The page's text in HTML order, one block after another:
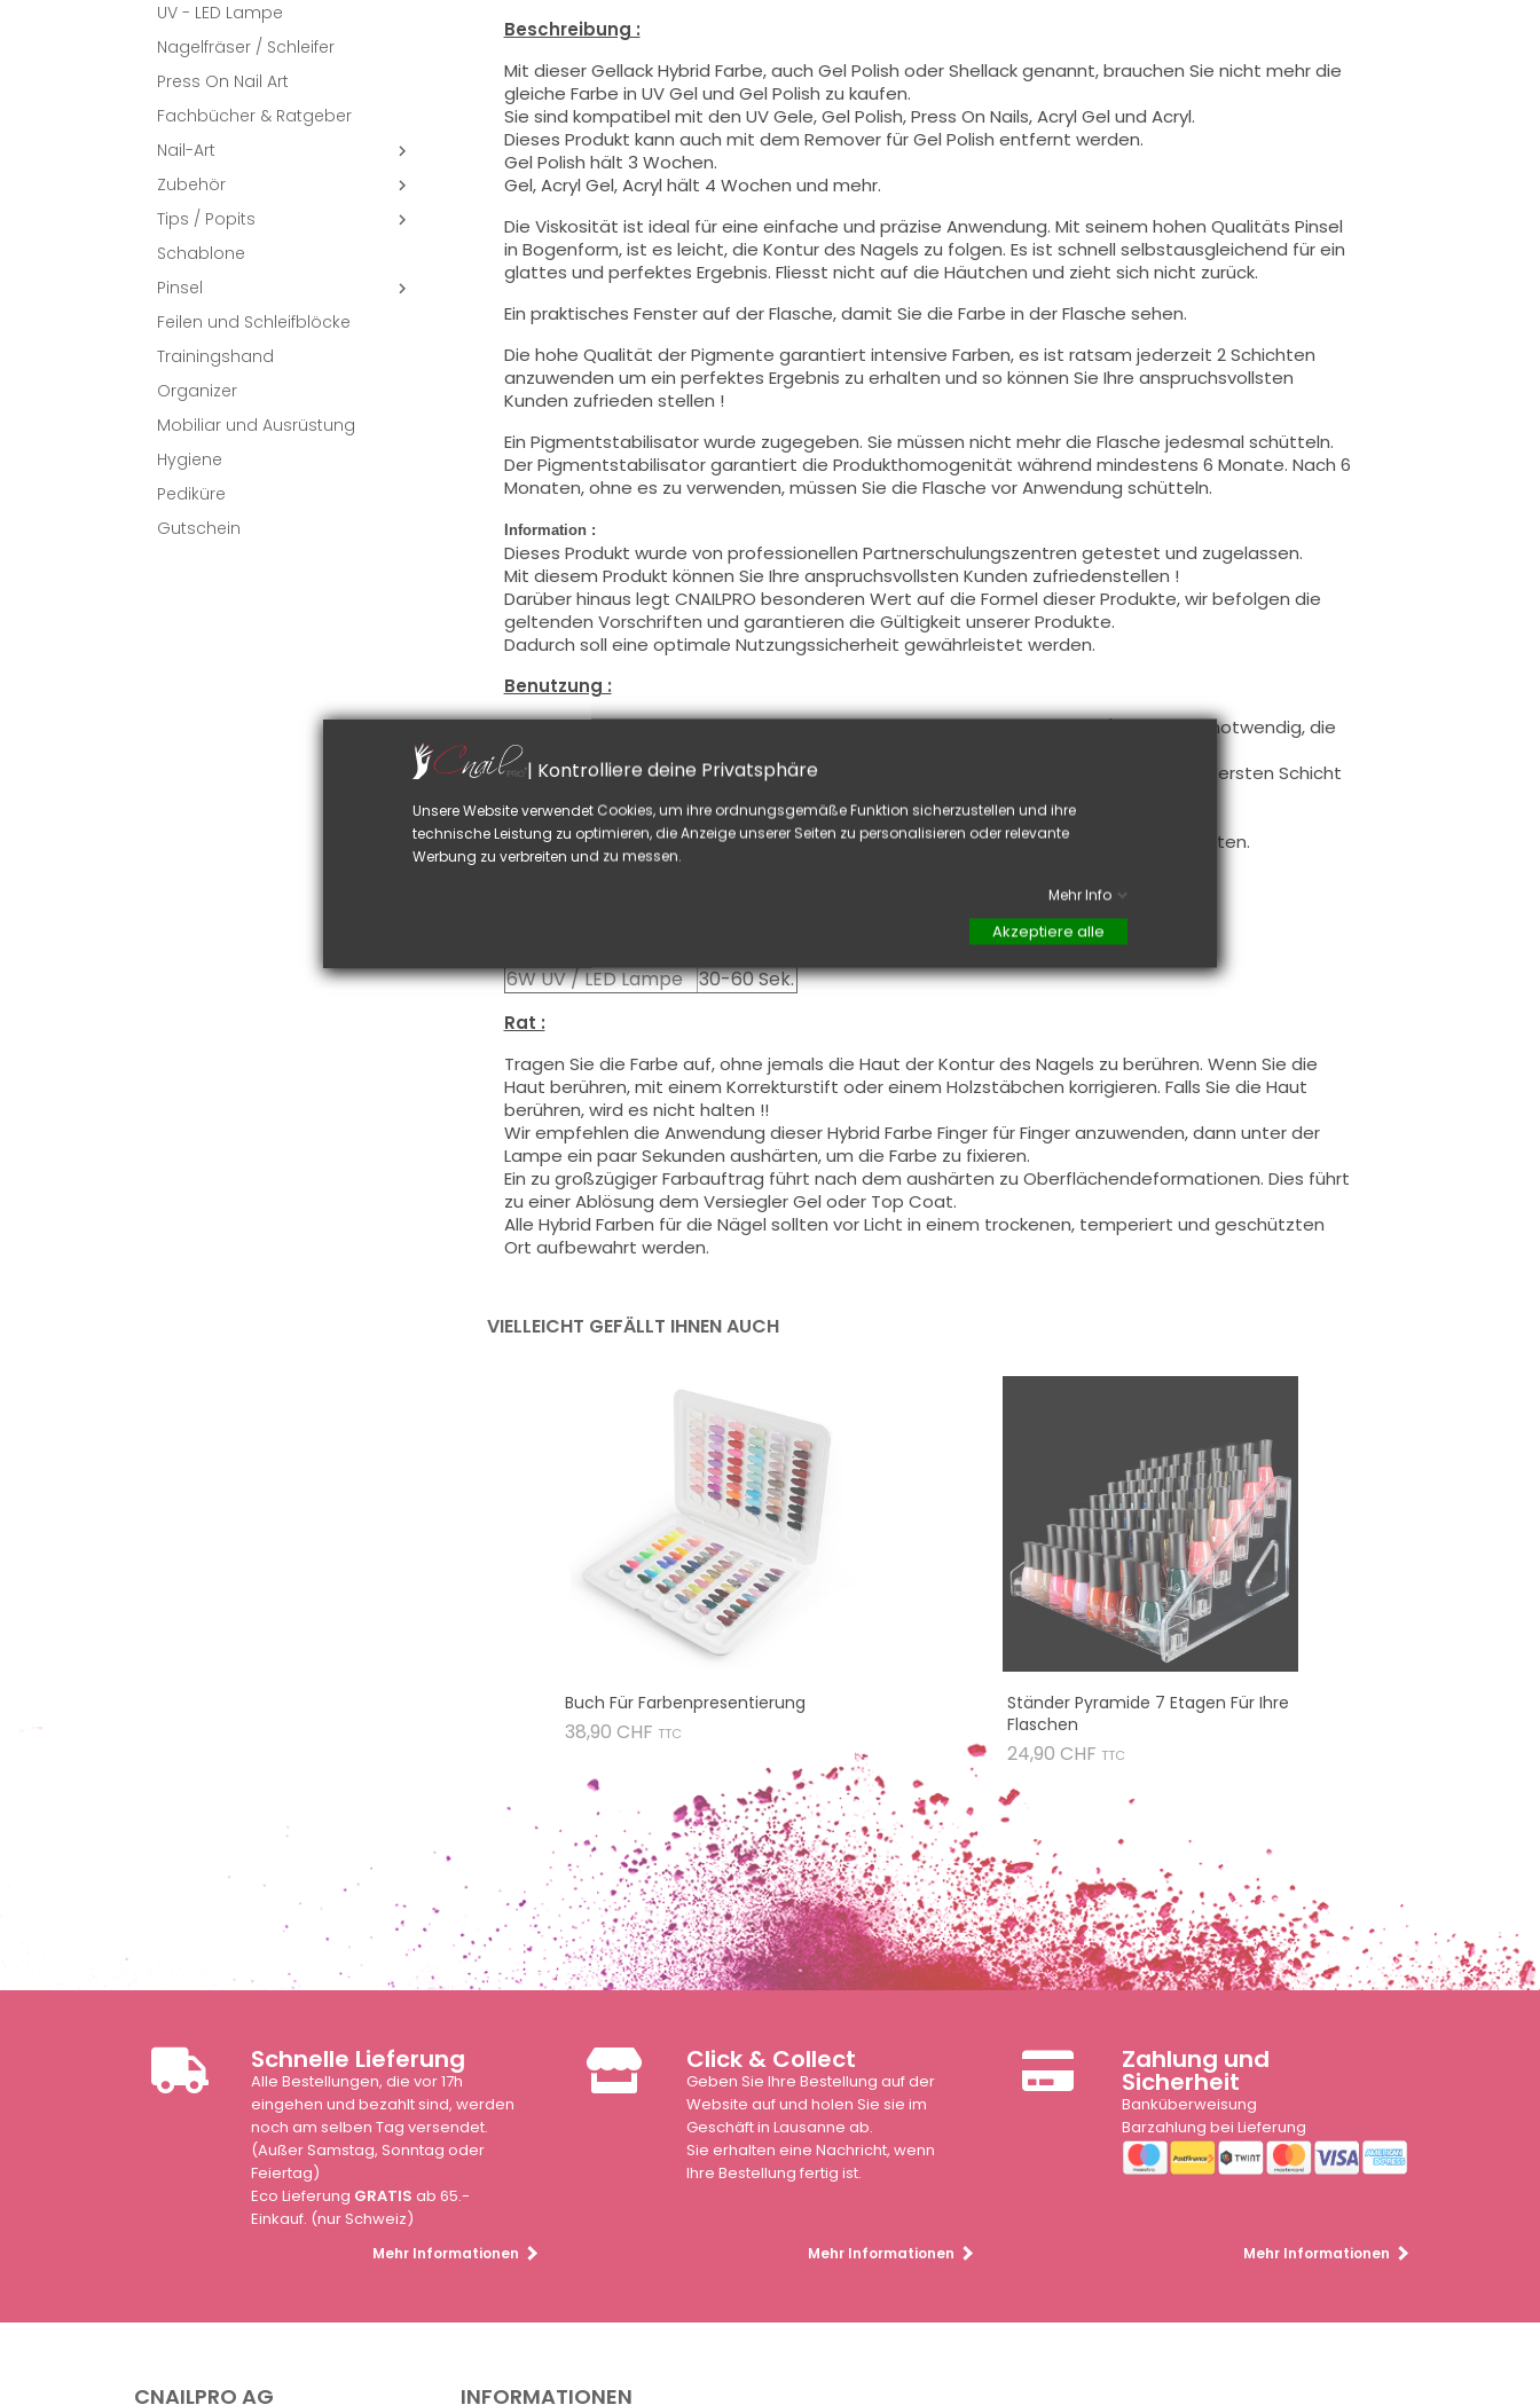
UV - LED Lampe
Nagelfräser / Schleifer
Press On Nail Art
Fachbücher & Ratgeber
Nail-Art

Zubehör 
Tips / Popits 
Schablone
Pinsel

Feilen und Schleifblöcke
Trainingshand
Organizer
Mobiliar und Ausrüstung
Hygiene
Pediküre
Gutschein
Beschreibung :
Mit dieser Gellack Hybrid Farbe, auch Gel Polish oder Shellack genannt, brauchen Sie nicht mehr die
gleiche Farbe in UV Gel und Gel Polish zu kaufen.
Sie sind kompatibel mit den UV Gele, Gel Polish, Press On Nails, Acryl Gel und Acryl.
Dieses Produkt kann auch mit dem Remover für Gel Polish entfernt werden.
Gel Polish hält 3 Wochen.
Gel, Acryl Gel, Acryl hält 4 Wochen und mehr.
Die Viskosität ist ideal für eine einfache und präzise Anwendung. Mit seinem hohen Qualitäts Pinsel
in Bogenform, ist es leicht, die Kontur des Nagels zu folgen. Es ist schnell selbstausgleichend für ein
glattes und perfektes Ergebnis. Fliesst nicht auf die Häutchen und zieht sich nicht zurück.
Ein praktisches Fenster auf der Flasche, damit Sie die Farbe in der Flasche sehen.
Die hohe Qualität der Pigmente garantiert intensive Farben, es ist ratsam jederzeit 2 Schichten
anzuwenden um ein perfektes Ergebnis zu erhalten und so können Sie Ihre anspruchsvollsten
Kunden zufrieden stellen !
Ein Pigmentstabilisator wurde zugegeben. Sie müssen nicht mehr die Flasche jedesmal schütteln.
Der Pigmentstabilisator garantiert die Produkthomogenität während mindestens 6 Monate. Nach 6
Monaten, ohne es zu verwenden, müssen Sie die Flasche vor Anwendung schütteln.
Information :
Dieses Produkt wurde von professionellen Partnerschulungszentren getestet und zugelassen.
Mit diesem Produkt können Sie Ihre anspruchsvollsten Kunden zufriedenstellen !
Darüber hinaus legt CNAILPRO besonderen Wert auf die Formel dieser Produkte, wir befolgen die
geltenden Vorschriften und garantieren die Gültigkeit unserer Produkte.
Dadurch soll eine optimale Nutzungssicherheit gewährleistet werden.
Benutzung :
Diese Farbe mit dem Pinsel, auf dünner Weise, auf die Basis auftragen (es ist nicht notwendig, die
Schwitzschicht zu entfetten) oder nach der Nagelmodellage auftragen.
Dieses Produkt wird in zwei Schichten aufgetragen, schließen Sie die freie Kante zur ersten Schicht
Diese Produkte werdensowohlin Vollfarbewie auchin Frenchverwendet.
Sie können dieSchwitzschichtentfetten, falls Sie Nail Art auf Farbe realisieren möchten.
6W UV / LED Lampe
30-60 Sek.
Rat :
Tragen Sie die Farbe auf, ohne jemals die Haut der Kontur des Nagels zu berühren. Wenn Sie die
Haut berühren, mit einem Korrekturstift oder einem Holzstäbchen korrigieren. Falls Sie die Haut
berühren, wird es nicht halten !!
Wir empfehlen die Anwendung dieser Hybrid Farbe Finger für Finger anzuwenden, dann unter der
Lampe ein paar Sekunden aushärten, um die Farbe zu fixieren.
Ein zu großzügiger Farbauftrag führt nach dem aushärten zu Oberflächendeformationen. Dies führt
zu einer Ablösung dem Versiegler Gel oder Top Coat.
Alle Hybrid Farben für die Nägel sollten vor Licht in einem trockenen, temperiert und geschützten
Ort aufbewahrt werden.
VIELLEICHT GEFÄLLT IHNEN AUCH
Buch Für Farbenpresentierung
38,90 CHF Preis
TTC
Ständer Pyramide 7 Etagen Für Ihre
Flaschen
24,90 CHF Preis
TTC
Schnelle Lieferung
Alle Bestellungen, die vor 17h
eingehen und bezahlt sind, werden
noch am selben Tag versendet.
(Außer Samstag, Sonntag oder
Feiertag)
Eco Lieferung GRATIS ab 65.-
Einkauf. (nur Schweiz)
Mehr Informationen
Click & Collect
Geben Sie Ihre Bestellung auf der
Website auf und holen Sie sie im
Geschäft in Lausanne ab.
Sie erhalten eine Nachricht, wenn
Ihre Bestellung fertig ist.
Mehr Informationen
Zahlung und
Sicherheit
Banküberweisung
Barzahlung bei Lieferung
Mehr Informationen
CNAILPRO AG INFORMATIONEN
| Kontrolliere deine Privatsphäre
Unsere Website verwendet Cookies, um ihre ordnungsgemäße Funktion sicherzustellen und ihre
technische Leistung zu optimieren, die Anzeige unserer Seiten zu personalisieren oder relevante
Werbung zu verbreiten und zu messen.
Mehr Info
Akzeptiere alle